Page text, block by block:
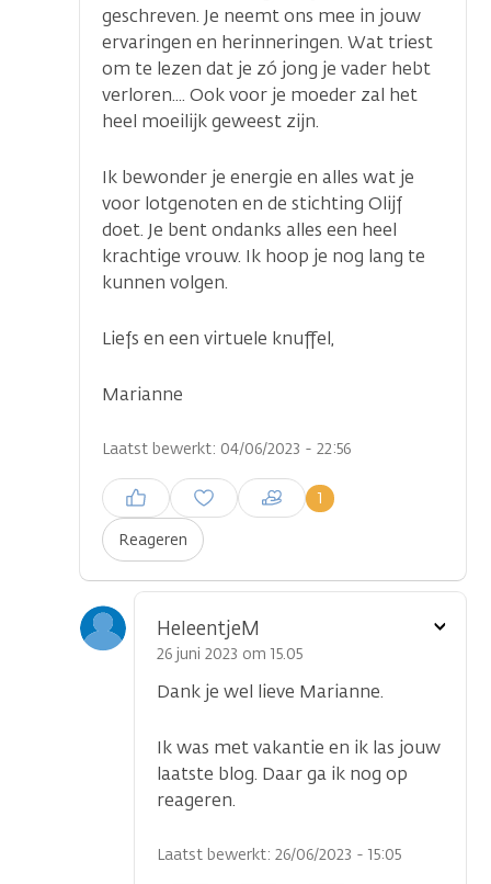
geschreven. Je neemt ons mee in jouw
ervaringen en herinneringen. Wat triest
om te lezen dat je zó jong je vader hebt
verloren.... Ook voor je moeder zal het
heel moeilijk geweest zijn.
Ik bewonder je energie en alles wat je
voor lotgenoten en de stichting Olijf
doet. Je bent ondanks alles een heel
krachtige vrouw. Ik hoop je nog lang te
kunnen volgen.
Liefs en een virtuele knuffel,
Marianne
Laatst bewerkt: 04/06/2023 - 22:56
Reageren
1
Inloggen om een reactie te
plaatsen
HeleentjeM
26 juni 2023 om 15.05
Dank je wel lieve Marianne.
Ik was met vakantie en ik las jouw
laatste blog. Daar ga ik nog op
reageren.
Laatst bewerkt: 26/06/2023 - 15:05
Toon